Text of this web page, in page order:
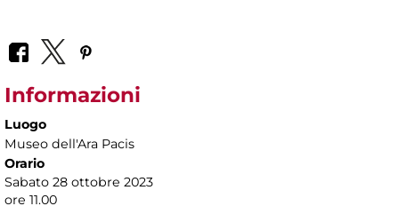
Informazioni
Luogo
Museo dell'Ara Pacis
Orario
Sabato 28 ottobre 2023
ore 11.00